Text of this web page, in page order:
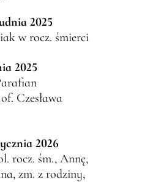
2025
w rocz. śmierci
2025
Czesława
2026
rocz. śm., Annę,
zm. z rodziny,